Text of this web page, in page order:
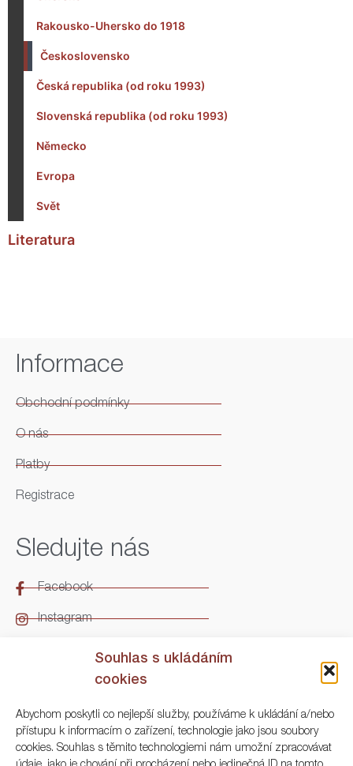
Souhlas s ukládáním
cookies
Abychom poskytli co nejlepší služby, používáme k ukládání a/nebo
přístupu k informacím o zařízení, technologie jako jsou soubory
cookies. Souhlas s těmito technologiemi nám umožní zpracovávat
Rakousko-Uhersko do 1918
Československo
Česká republika (od roku 1993)
Slovenská republika (od roku 1993)
Německo
Evropa
Svět
Literatura
Informace
Obchodní podmínky
O nás
Platby
Registrace
Sledujte nás
Facebook
Instagram
Kontakt
ARGO Numismatika